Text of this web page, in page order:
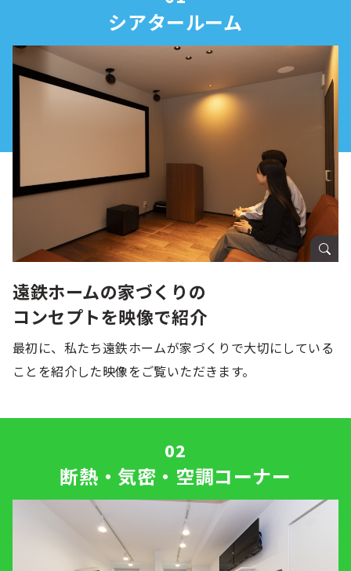
シアタールーム
遠鉄ホームの家づくりの
コンセプトを映像で紹介
最初に、私たち遠鉄ホームが家づくりで大切にしている
ことを紹介した映像をご覧いただきます。
断熱・気密・空調コーナー